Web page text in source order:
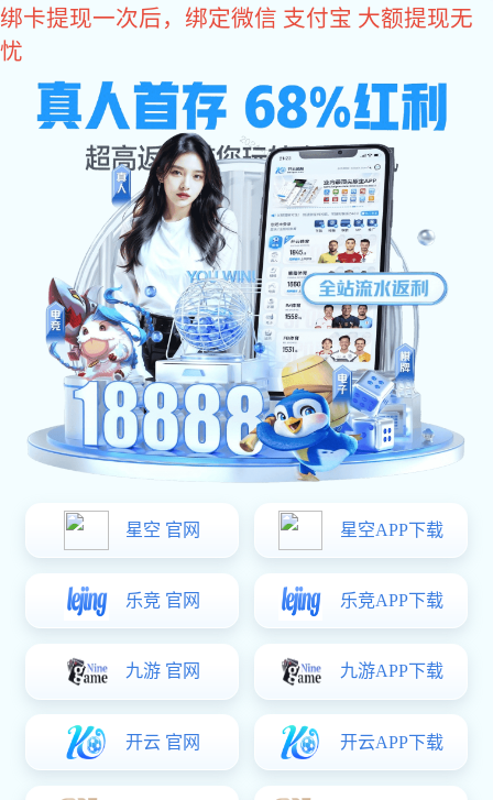
富联娱乐
网站富联娱乐
关于辉士达
产品中心
富联娱乐 资讯
联系方式